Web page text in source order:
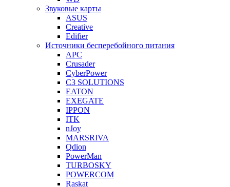
Звуковые карты
ASUS
Creative
Edifier
Источники бесперебойного питания
APC
Crusader
CyberPower
C3 SOLUTIONS
EATON
EXEGATE
IPPON
ITK
nJoy
MARSRIVA
Qdion
PowerMan
TURBOSKY
POWERCOM
Raskat